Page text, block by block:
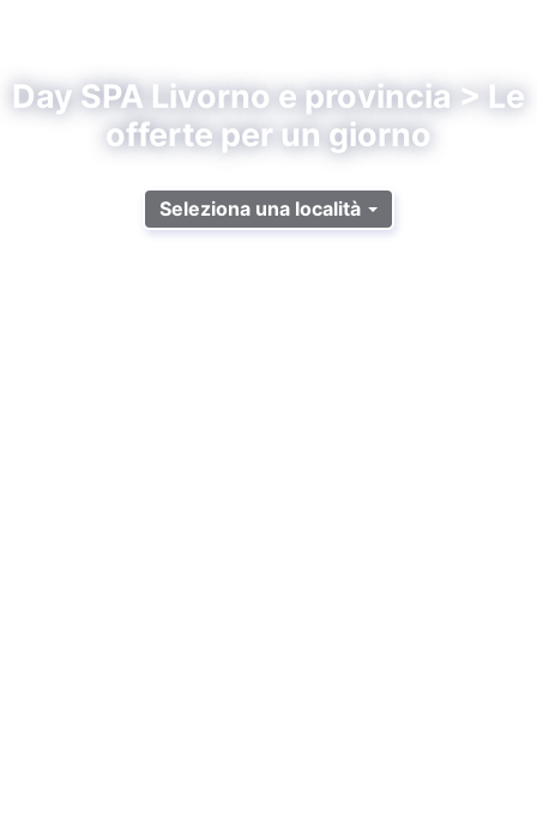
Day SPA Livorno e provincia > Le
offerte per un giorno
Seleziona una località